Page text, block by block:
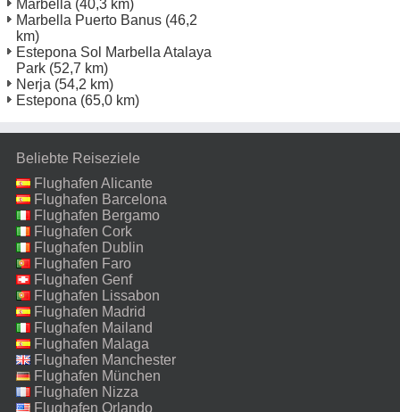
Marbella (40,3 km)
Marbella Puerto Banus (46,2
km)
Estepona Sol Marbella Atalaya
Park (52,7 km)
Nerja (54,2 km)
Estepona (65,0 km)
Beliebte Reiseziele
Flughafen Alicante
Flughafen Barcelona
Flughafen Bergamo
Flughafen Cork
Flughafen Dublin
Flughafen Faro
Flughafen Genf
Flughafen Lissabon
Flughafen Madrid
Flughafen Mailand
Malpensa
Flughafen Malaga
Flughafen Manchester
Flughafen München
Flughafen Nizza
Flughafen Orlando